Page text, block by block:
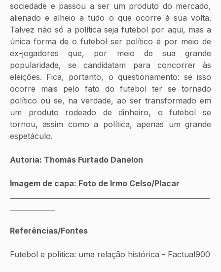
sociedade e passou a ser um produto do mercado,
alienado e alheio a tudo o que ocorre à sua volta.
Talvez não só a política seja futebol por aqui, mas a
única forma de o futebol ser político é por meio de
ex-jogadores que, por meio de sua grande
popularidade, se candidatam para concorrer às
eleições. Fica, portanto, o questionamento: se isso
ocorre mais pelo fato do futebol ter se tornado
político ou se, na verdade, ao ser transformado em
um produto rodeado de dinheiro, o futebol se
tornou, assim como a política, apenas um grande
espetáculo.
Autoria: Thomás Furtado Danelon
Imagem de capa: Foto de Irmo Celso/Placar
Referências/Fontes
Futebol e política: uma relação histórica - Factual900